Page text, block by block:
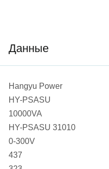
Данные
Hangyu Power
HY-PSASU
10000VA
HY-PSASU 31010
0-300V
437